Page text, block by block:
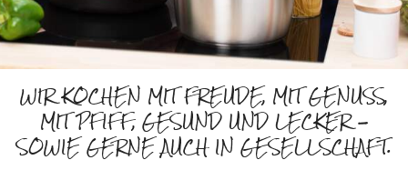
WIR KOCHEN MIT FREUDE, MIT GENUSS,
MIT PFIFF, GESUND UND LECKER -
SOWIE GERNE AUCH IN GESELLSCHAFT.